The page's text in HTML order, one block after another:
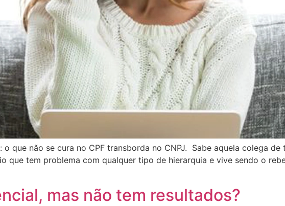
que não se cura no CPF transborda no CNPJ. Sabe aquela colega
que tem problema com qualquer tipo de hierarquia e vive sendo o
mas não tem resultados?